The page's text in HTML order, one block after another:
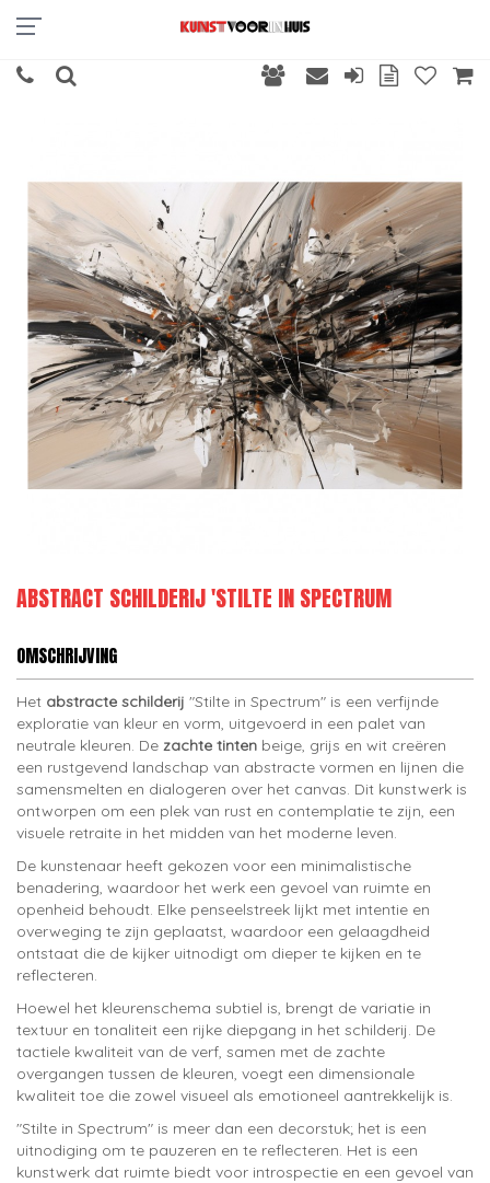
ABSTRACT SCHILDERIJ 'STILTE IN SPECTRUM
OMSCHRIJVING
Het abstracte schilderij "Stilte in Spectrum" is een verfijnde
exploratie van kleur en vorm, uitgevoerd in een palet van
neutrale kleuren. De zachte tinten beige, grijs en wit creëren
een rustgevend landschap van abstracte vormen en lijnen die
samensmelten en dialogeren over het canvas. Dit kunstwerk is
ontworpen om een plek van rust en contemplatie te zijn, een
visuele retraite in het midden van het moderne leven.
De kunstenaar heeft gekozen voor een minimalistische
benadering, waardoor het werk een gevoel van ruimte en
openheid behoudt. Elke penseelstreek lijkt met intentie en
overweging te zijn geplaatst, waardoor een gelaagdheid
ontstaat die de kijker uitnodigt om dieper te kijken en te
reflecteren.
Hoewel het kleurenschema subtiel is, brengt de variatie in
textuur en tonaliteit een rijke diepgang in het schilderij. De
tactiele kwaliteit van de verf, samen met de zachte
overgangen tussen de kleuren, voegt een dimensionale
kwaliteit toe die zowel visueel als emotioneel aantrekkelijk is.
"Stilte in Spectrum" is meer dan een decorstuk; het is een
uitnodiging om te pauzeren en te reflecteren. Het is een
kunstwerk dat ruimte biedt voor introspectie en een gevoel van